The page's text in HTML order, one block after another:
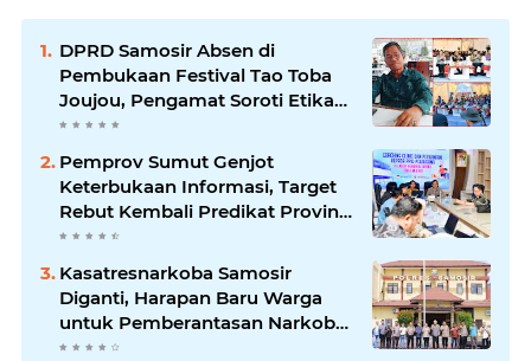
DPRD Samosir Absen di
Pembukaan Festival Tao Toba
Joujou, Pengamat Soroti Etika
Birokrasi Pemkab
Pemprov Sumut Genjot
Keterbukaan Informasi, Target
Rebut Kembali Predikat Provinsi
Informatif
Kasatresnarkoba Samosir
Diganti, Harapan Baru Warga
untuk Pemberantasan Narkoba
Menguat